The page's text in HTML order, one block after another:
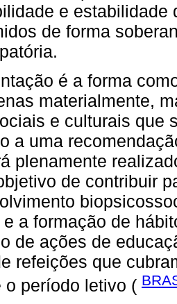
e estabilidade
de forma
é a forma
materialmente,
e culturais que
a uma
plenamente
de contribuir
a formação de
de ações de
refeições que
o período letivo (